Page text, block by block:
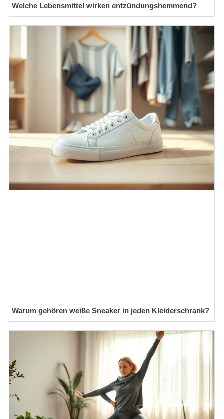
Welche Lebensmittel wirken entzündungshemmend?
Warum gehören weiße Sneaker in jeden Kleiderschrank?